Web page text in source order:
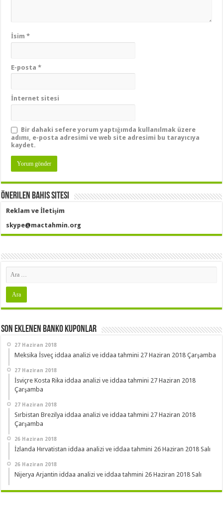
İsim*
E-posta*
İnternet sitesi
Bir dahaki sefere yorum yaptığımda kullanılmak üzere
adımı, e-posta adresimi ve web site adresimi bu tarayıcıya
kaydet.
Önerilen Bahis Sitesi
Reklam ve İletişim
skype@mactahmin.org
Son Eklenen Banko Kuponlar
27 Haziran 2018
Meksika İsveç iddaa analizi ve iddaa tahmini 27 Haziran 2018 Çarşamba
27 Haziran 2018
İsviçre Kosta Rika iddaa analizi ve iddaa tahmini 27 Haziran 2018
Çarşamba
27 Haziran 2018
Sırbistan Brezilya iddaa analizi ve iddaa tahmini 27 Haziran 2018
Çarşamba
26 Haziran 2018
İzlanda Hırvatistan iddaa analizi ve iddaa tahmini 26 Haziran 2018 Salı
26 Haziran 2018
Nijerya Arjantin iddaa analizi ve iddaa tahmini 26 Haziran 2018 Salı